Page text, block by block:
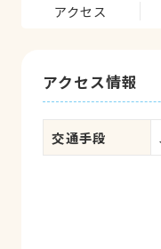
アクセス
アクセス情報
交通手段